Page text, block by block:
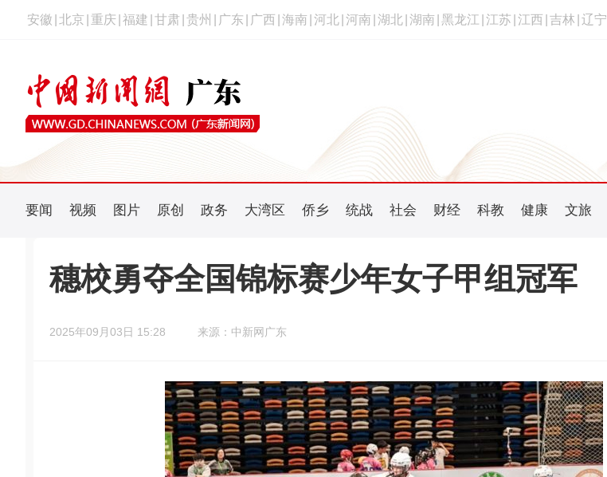
安徽 北京 重庆 福建 甘肃 贵州 广东 广西 海南 河北 河南 湖北 湖南 黑龙江 江苏 江西 吉林 辽宁
要闻 视频 图片 原创 政务 大湾区 侨乡 统战 社会 财经 科教 健康 文旅
穗校勇夺全国锦标赛少年女子甲组冠军
2025年09月03日 15:28 来源：中新网广东